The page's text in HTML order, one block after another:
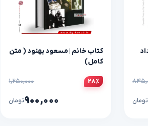
تومان
کتاب خانم | مسعود بهنود ( متن
کامل)
۲۸٪ ۱,۲۵۰,۰۰۰
۹۰۰,۰۰۰تومان